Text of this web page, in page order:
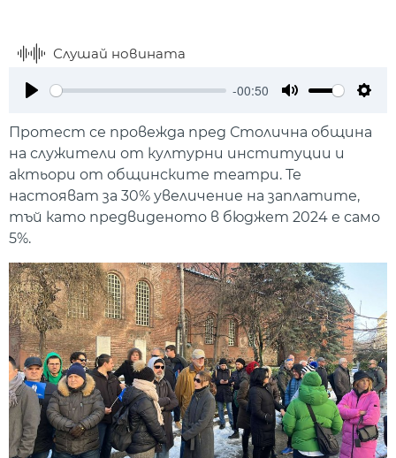
Слушай новината
-00:50
Протест се провежда пред Столична община
на служители от културни институции и
актьори от общинските театри. Те
настояват за 30% увеличение на заплатите,
тъй като предвиденото в бюджет 2024 е само
5%.